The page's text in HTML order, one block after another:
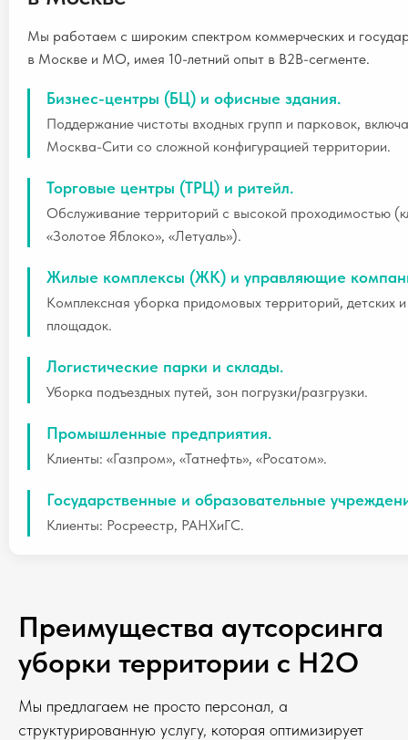
Мы работаем с широким спектром коммерческих и
в Москве и МО, имея 10-летний опыт в B2B-сегменте.
Бизнес-центры (БЦ) и офисные здания.
Поддержание чистоты входных групп и парковок,
Москва-Сити со сложной конфигурацией территории.
Торговые центры (ТРЦ) и ритейл.
Обслуживание территорий с высокой проходимостью
«Золотое Яблоко», «Летуаль»).
Жилые комплексы (ЖК) и управляющие
Комплексная уборка придомовых территорий, детских
площадок.
Логистические парки и склады.
Уборка подъездных путей, зон погрузки/разгрузки.
Промышленные предприятия.
Клиенты: «Газпром», «Татнефть», «Росатом».
Государственные и образовательные
Клиенты: Росреестр, РАНХиГС.
Преимущества аутсорсинга
уборки территории с H2O
Мы предлагаем не просто персонал, а
структурированную услугу, которая оптимизирует